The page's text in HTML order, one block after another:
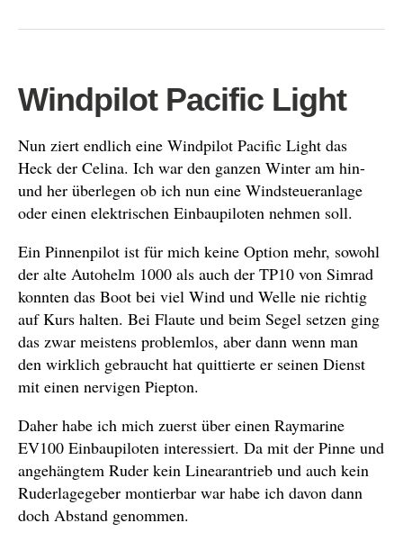
Windpilot Pacific Light
Nun ziert endlich eine Windpilot Pacific Light das
Heck der Celina. Ich war den ganzen Winter am hin-
und her überlegen ob ich nun eine Windsteueranlage
oder einen elektrischen Einbaupiloten nehmen soll.
Ein Pinnenpilot ist für mich keine Option mehr, sowohl
der alte Autohelm 1000 als auch der TP10 von Simrad
konnten das Boot bei viel Wind und Welle nie richtig
auf Kurs halten. Bei Flaute und beim Segel setzen ging
das zwar meistens problemlos, aber dann wenn man
den wirklich gebraucht hat quittierte er seinen Dienst
mit einen nervigen Piepton.
Daher habe ich mich zuerst über einen Raymarine
EV100 Einbaupiloten interessiert. Da mit der Pinne und
angehängtem Ruder kein Linearantrieb und auch kein
Ruderlagegeber montierbar war habe ich davon dann
doch Abstand genommen.